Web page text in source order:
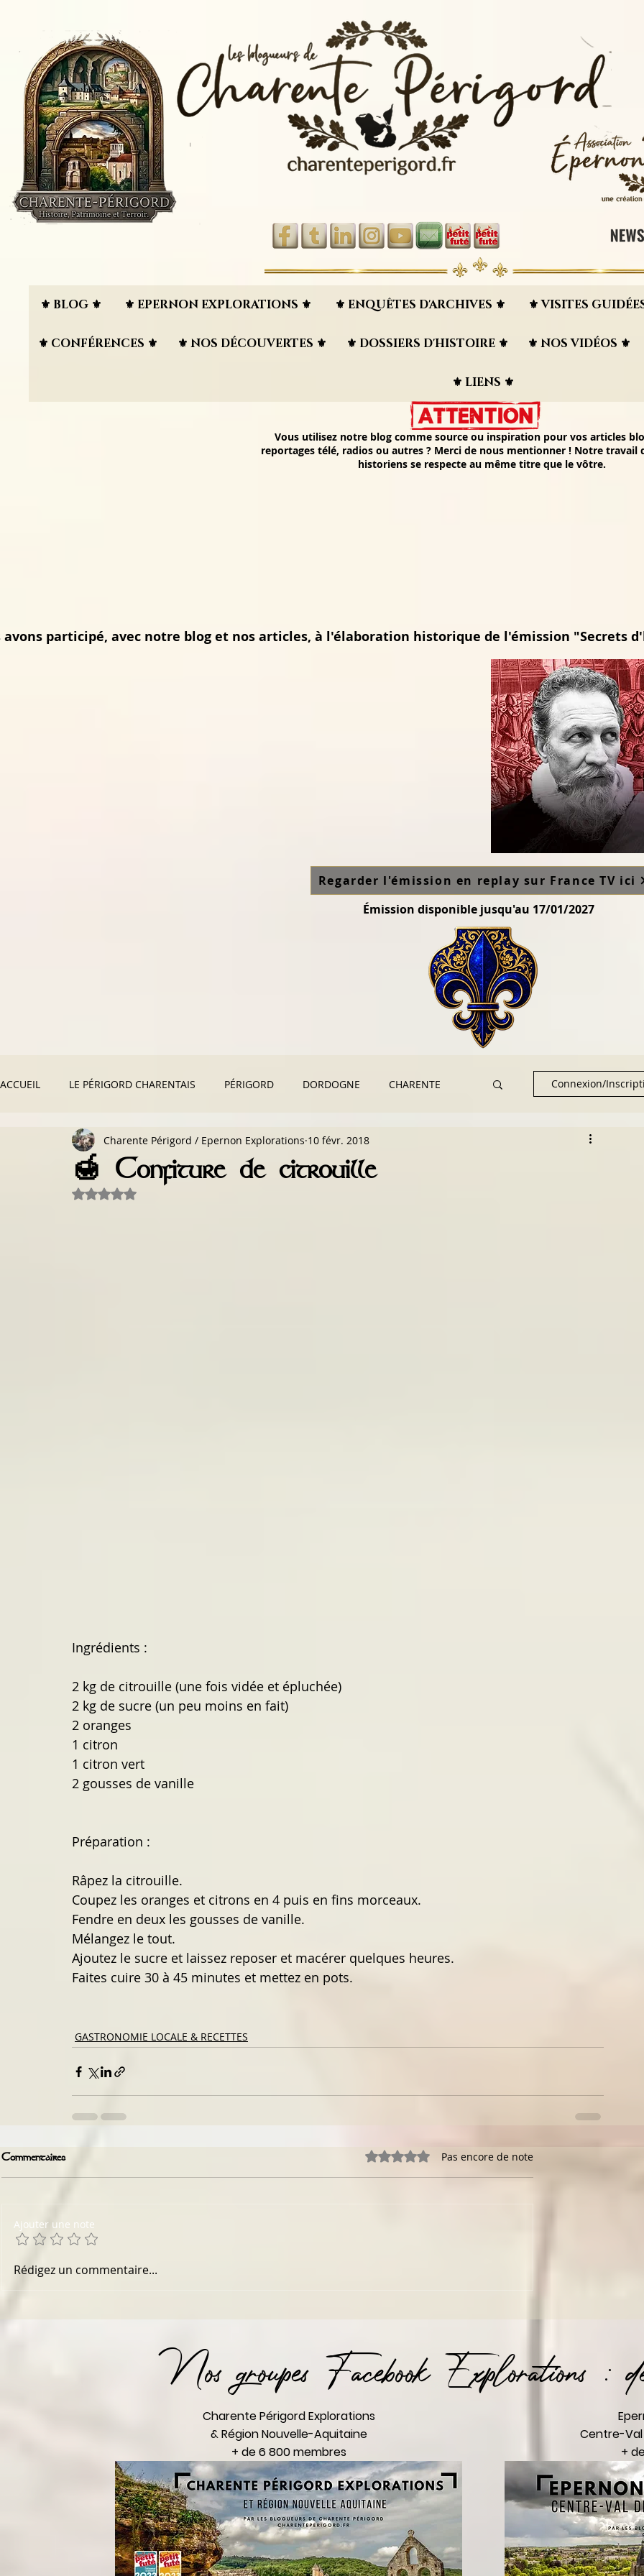
⚜︎ BLOG ⚜︎ ⚜︎ EPERNON EXPLORATIONS ⚜︎ ⚜︎ ENQUÊTES D'ARCHIVES ⚜︎ ⚜︎ VISITES
⚜︎ CONFÉRENCES ⚜︎ ⚜︎ NOS DÉCOUVERTES ⚜︎ ⚜︎ DOSSIERS D'HISTOIRE ⚜︎ ⚜︎ NOS VIDÉOS ⚜︎
⚜︎ LIENS ⚜︎
Vous utilisez notre blog comme source ou inspiration pour vos articles
reportages télé, radios ou autres ? Merci de nous mentionner ! Notre travail
historiens se respecte au même titre que le vôtre.
avons participé, avec notre blog et nos articles, à l'élaboration historique de l'émission "Secrets
Regarder l'émission en replay sur France TV ici
Émission disponible jusqu'au 17/01/2027
ACCUEIL LE PÉRIGORD CHARENTAIS PÉRIGORD DORDOGNE CHARENTE
GASTRONOMIE LOCALE & RECETTES AU FIL DE L'HISTOIRE
MONUMENTS HISTORIQUES
Connexion/
🍯 Confiture de citrouille
Charente Périgord / Epernon Explorations 10 févr. 2018
Noté NaN étoiles sur 5.
Ingrédients :
2 kg de citrouille (une fois vidée et épluchée)
2 kg de sucre (un peu moins en fait)
2 oranges
1 citron
1 citron vert
2 gousses de vanille
Préparation :
Râpez la citrouille.
Coupez les oranges et citrons en 4 puis en fins morceaux.
Fendre en deux les gousses de vanille.
Mélangez le tout.
Ajoutez le sucre et laissez reposer et macérer quelques heures.
Faites cuire 30 à 45 minutes et mettez en pots.
GASTRONOMIE LOCALE & RECETTES
Commentaires Noté 0 étoile sur 5.Pas encore de note
Ajouter une note
Rédigez un commentaire...
Nos groupes Facebook Explorations :
Charente Périgord Explorations
& Région Nouvelle-Aquitaine
+ de 6 800 membres
Centre-Val
+